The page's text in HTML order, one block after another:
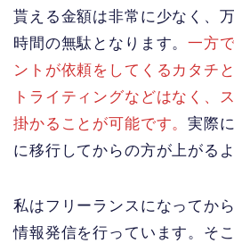
貰える金額は非常に少なく、
時間の無駄となります。一方
ントが依頼をしてくるカタチ
トライティングなどはなく、
掛かることが可能です。実際
に移行してからの方が上がる
私はフリーランスになってか
情報発信を行っています。そ